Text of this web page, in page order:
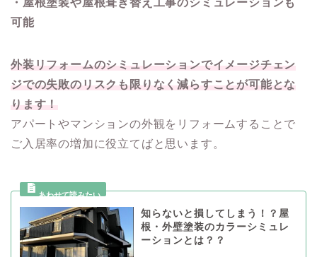
・屋根塗装や屋根葺き替え工事のシミュレーションも
可能
外装リフォームのシミュレーションでイメージチェン
ジでの失敗のリスクも限りなく減らすことが可能とな
ります！
アパートやマンションの外観をリフォームすることで
ご入居率の増加に役立てばと思います。
知らないと損してしまう！？屋
根・外壁塗装のカラーシミュレ
ーションとは？？